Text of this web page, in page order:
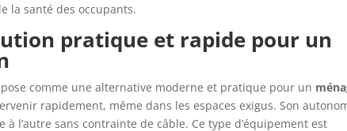
la santé des occupants.
pratique et rapide pour un
comme une alternative moderne et pratique pour un
rapidement, même dans les espaces exigus. Son
l’autre sans contrainte de câble. Ce type d’équipement est